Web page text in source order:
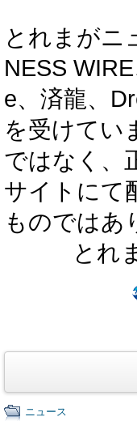
とれまがニ
NESS
e、済龍、
を受けてい
ではなく、
サイトにて
ものではあ
とれ
ニュース